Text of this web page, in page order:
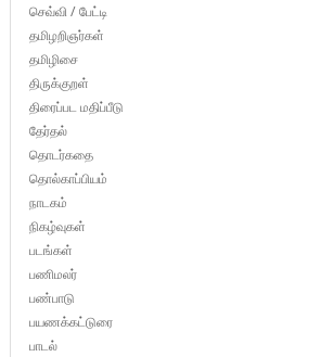
செவ்வி / பேட்டி
தமிழறிஞர்கள்
தமிழிசை
திருக்குறள்
திரைப்பட மதிப்பீடு
தேர்தல்
தொடர்கதை
தொல்காப்பியம்
நாடகம்
நிகழ்வுகள்
படங்கள்
பணிமலர்
பண்பாடு
பயணக்கட்டுரை
பாடல்